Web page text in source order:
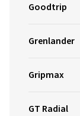
Goodtrip
Grenlander
Gripmax
GT Radial